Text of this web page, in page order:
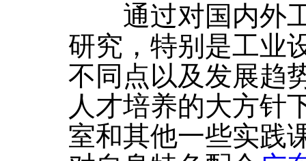
通过对国内外工
研究，特别是工业
不同点以及发展趋
人才培养的大方针
室和其他一些实践